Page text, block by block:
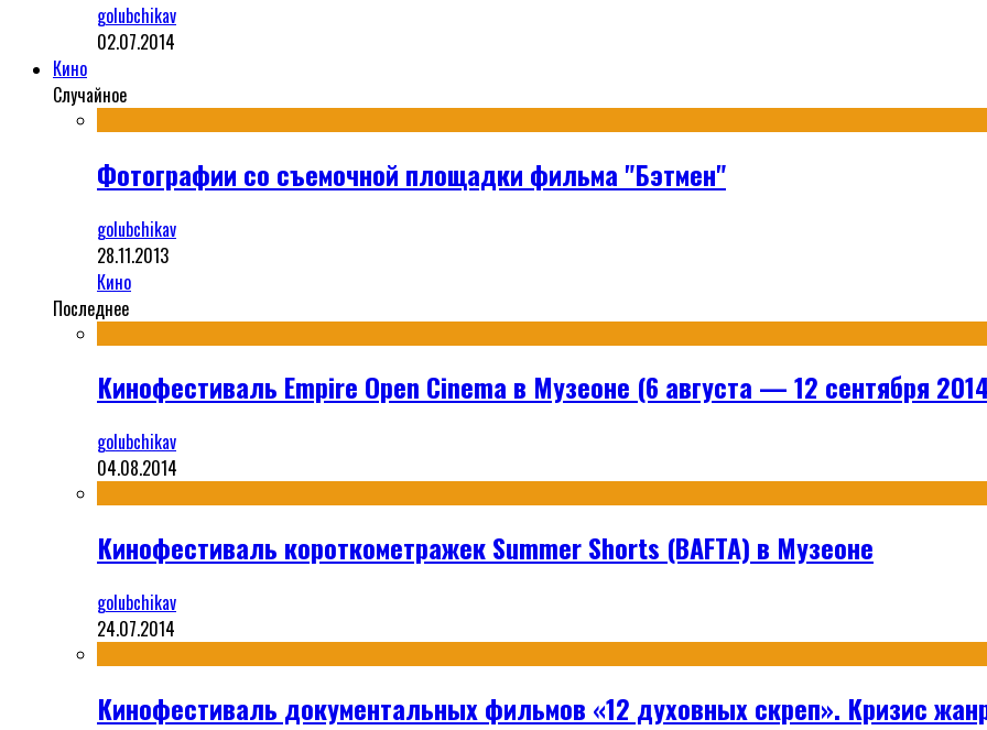
golubchikav
02.07.2014
Кино
Случайное
Фотографии со съемочной площадки фильма "Бэтмен"
golubchikav
28.11.2013
Кино
Последнее
Кинофестиваль Empire Open Cinema в Музеоне (6 августа — 12 сентября
golubchikav
04.08.2014
Кинофестиваль короткометражек Summer Shorts (BAFTA) в Музеоне
golubchikav
24.07.2014
Кинофестиваль документальных фильмов «12 духовных скреп». Кризис